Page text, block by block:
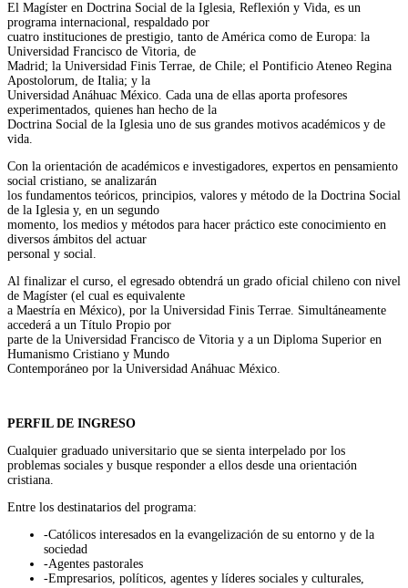
El Magíster en Doctrina Social de la Iglesia, Reflexión y Vida, es un
programa internacional, respaldado por
cuatro instituciones de prestigio, tanto de América como de Europa: la
Universidad Francisco de Vitoria, de
Madrid; la Universidad Finis Terrae, de Chile; el Pontificio Ateneo Regina
Apostolorum, de Italia; y la
Universidad Anáhuac México. Cada una de ellas aporta profesores
experimentados, quienes han hecho de la
Doctrina Social de la Iglesia uno de sus grandes motivos académicos y de
vida.
Con la orientación de académicos e investigadores, expertos en pensamiento
social cristiano, se analizarán
los fundamentos teóricos, principios, valores y método de la Doctrina Social
de la Iglesia y, en un segundo
momento, los medios y métodos para hacer práctico este conocimiento en
diversos ámbitos del actuar
personal y social.
Al finalizar el curso, el egresado obtendrá un grado oficial chileno con nivel
de Magíster (el cual es equivalente
a Maestría en México), por la Universidad Finis Terrae. Simultáneamente
accederá a un Título Propio por
parte de la Universidad Francisco de Vitoria y a un Diploma Superior en
Humanismo Cristiano y Mundo
Contemporáneo por la Universidad Anáhuac México.
PERFIL DE INGRESO
Cualquier graduado universitario que se sienta interpelado por los
problemas sociales y busque responder a ellos desde una orientación
cristiana.
Entre los destinatarios del programa:
-Católicos interesados en la evangelización de su entorno y de la
sociedad
-Agentes pastorales
-Empresarios, políticos, agentes y líderes sociales y culturales,